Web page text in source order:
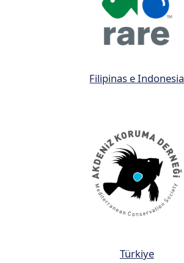
Filipinas e Indonesia
Türkiye